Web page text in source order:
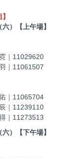
）【上午場】
｜11029620
｜11061507
｜11065704
｜11239110
｜11273513
）【下午場】